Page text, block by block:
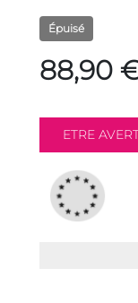
Épuisé
88,90